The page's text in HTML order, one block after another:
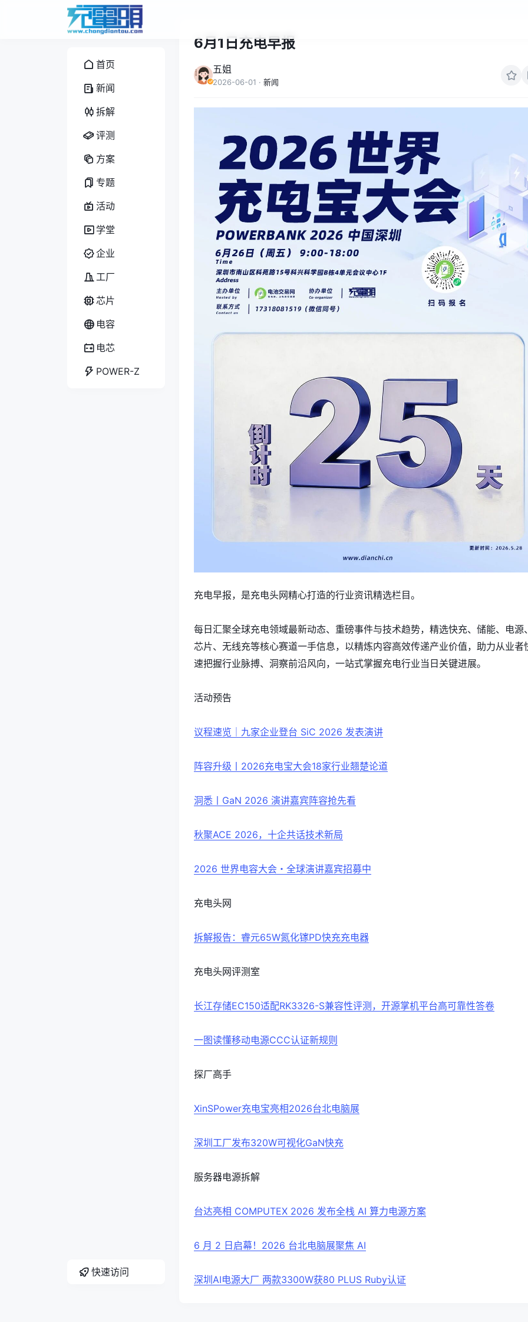
首页
新闻
拆解
评测
方案
专题
活动
学堂
企业
工厂
芯片
电容
电芯
POWER-Z
快速访问
6月1日充电早报
五姐
2026-06-01 · 新闻
充电早报，是充电头网精心打造的行业资讯精选栏目。
每日汇聚全球充电领域最新动态、重磅事件与技术趋势，精选快充、储能、电源
芯片、无线充等核心赛道一手信息，以精炼内容高效传递产业价值，助力从业者
速把握行业脉搏、洞察前沿风向，一站式掌握充电行业当日关键进展。
活动预告
议程速览｜九家企业登台 SiC 2026 发表演讲
阵容升级丨2026充电宝大会18家行业翘楚论道
洞悉丨GaN 2026 演讲嘉宾阵容抢先看
秋聚ACE 2026，十企共话技术新局
2026 世界电容大会・全球演讲嘉宾招募中
充电头网
拆解报告：睿元65W氮化镓PD快充充电器
充电头网评测室
长江存储EC150适配RK3326-S兼容性评测，开源掌机平台高可靠性答卷
一图读懂移动电源CCC认证新规则
探厂高手
XinSPower充电宝亮相2026台北电脑展
深圳工厂发布320W可视化GaN快充
服务器电源拆解
台达亮相 COMPUTEX 2026 发布全栈 AI 算力电源方案
6 月 2 日启幕！2026 台北电脑展聚焦 AI
深圳AI电源大厂 两款3300W获80 PLUS Ruby认证